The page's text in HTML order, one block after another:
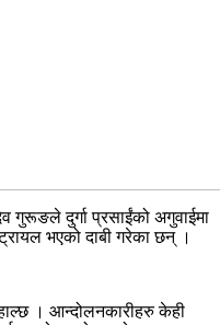
गुरूङले दुर्गा प्रसाईंको अगुवाईमा
भएको दाबी गरेका छन् ।
। आन्दोलनकारीहरु केही